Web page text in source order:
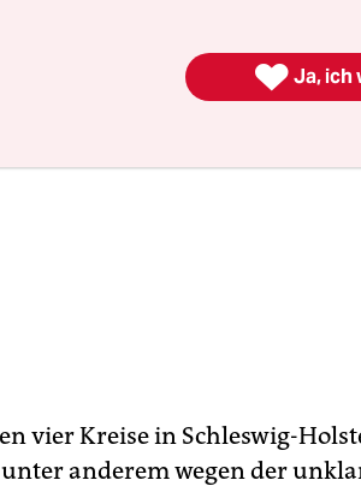
vier Kreise in Schleswig-
anderem wegen der
 Ja, ich